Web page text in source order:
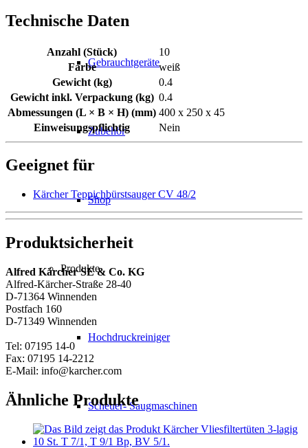
Gebrauchtgeräte
Zubehör
Shop
Produkte
Hochdruckreiniger
Scheuer- Saugmaschinen
Technische Daten
Anzahl (Stück)
10
Farbe
weiß
Gewicht (kg)
0.4
Gewicht inkl. Verpackung (kg) 0.4
Abmessungen (L × B × H) (mm) 400 x 250 x 45
Einweisungspflichtig
Nein
Geeignet für
Kärcher Teppichbürstsauger CV 48/2
Produktsicherheit
Alfred Kärcher SE & Co. KG
Alfred-Kärcher-Straße 28-40
D-71364 Winnenden
Postfach 160
D-71349 Winnenden
Tel: 07195 14-0
Fax: 07195 14-2212
E-Mail: info@karcher.com
Ähnliche Produkte